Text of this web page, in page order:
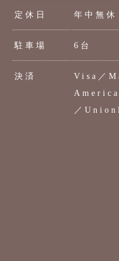
定休日 年中無休
駐車場 6台
決済
Visa／
／